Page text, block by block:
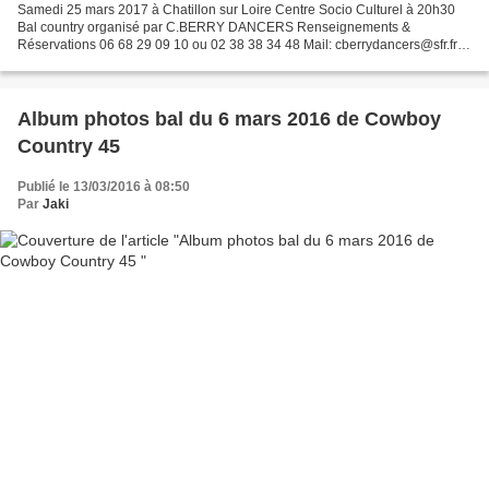
Samedi 25 mars 2017 à Chatillon sur Loire Centre Socio Culturel à 20h30
Bal country organisé par C.BERRY DANCERS Renseignements &
Réservations 06 68 29 09 10 ou 02 38 38 34 48 Mail: cberrydancers@sfr.fr
Album photos bal du 6 mars 2016 de Cowboy
Country 45
Publié le 13/03/2016 à 08:50
Par Jaki